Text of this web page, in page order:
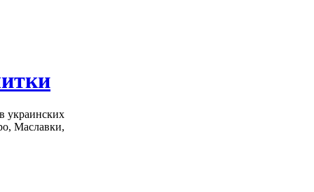
украинских
Маславки,